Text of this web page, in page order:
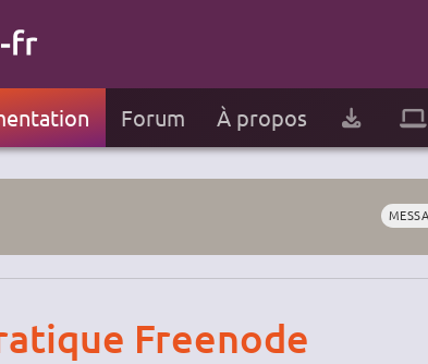
Forum À propos
Freenode